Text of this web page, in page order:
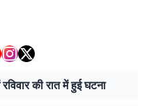
की रात में हुई घटना